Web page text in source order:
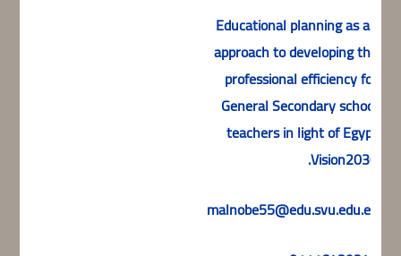
Educational planning as an
approach to developing the
professional efficiency for
General Secondary school
teachers in light of Egypt
Vision2030.
malnobe55@edu.svu.edu.eg